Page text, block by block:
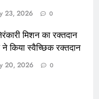
23, 2026 0
मिशन का रक्तदान
ने किया स्वैच्छिक रक्तदान
20, 2026 0